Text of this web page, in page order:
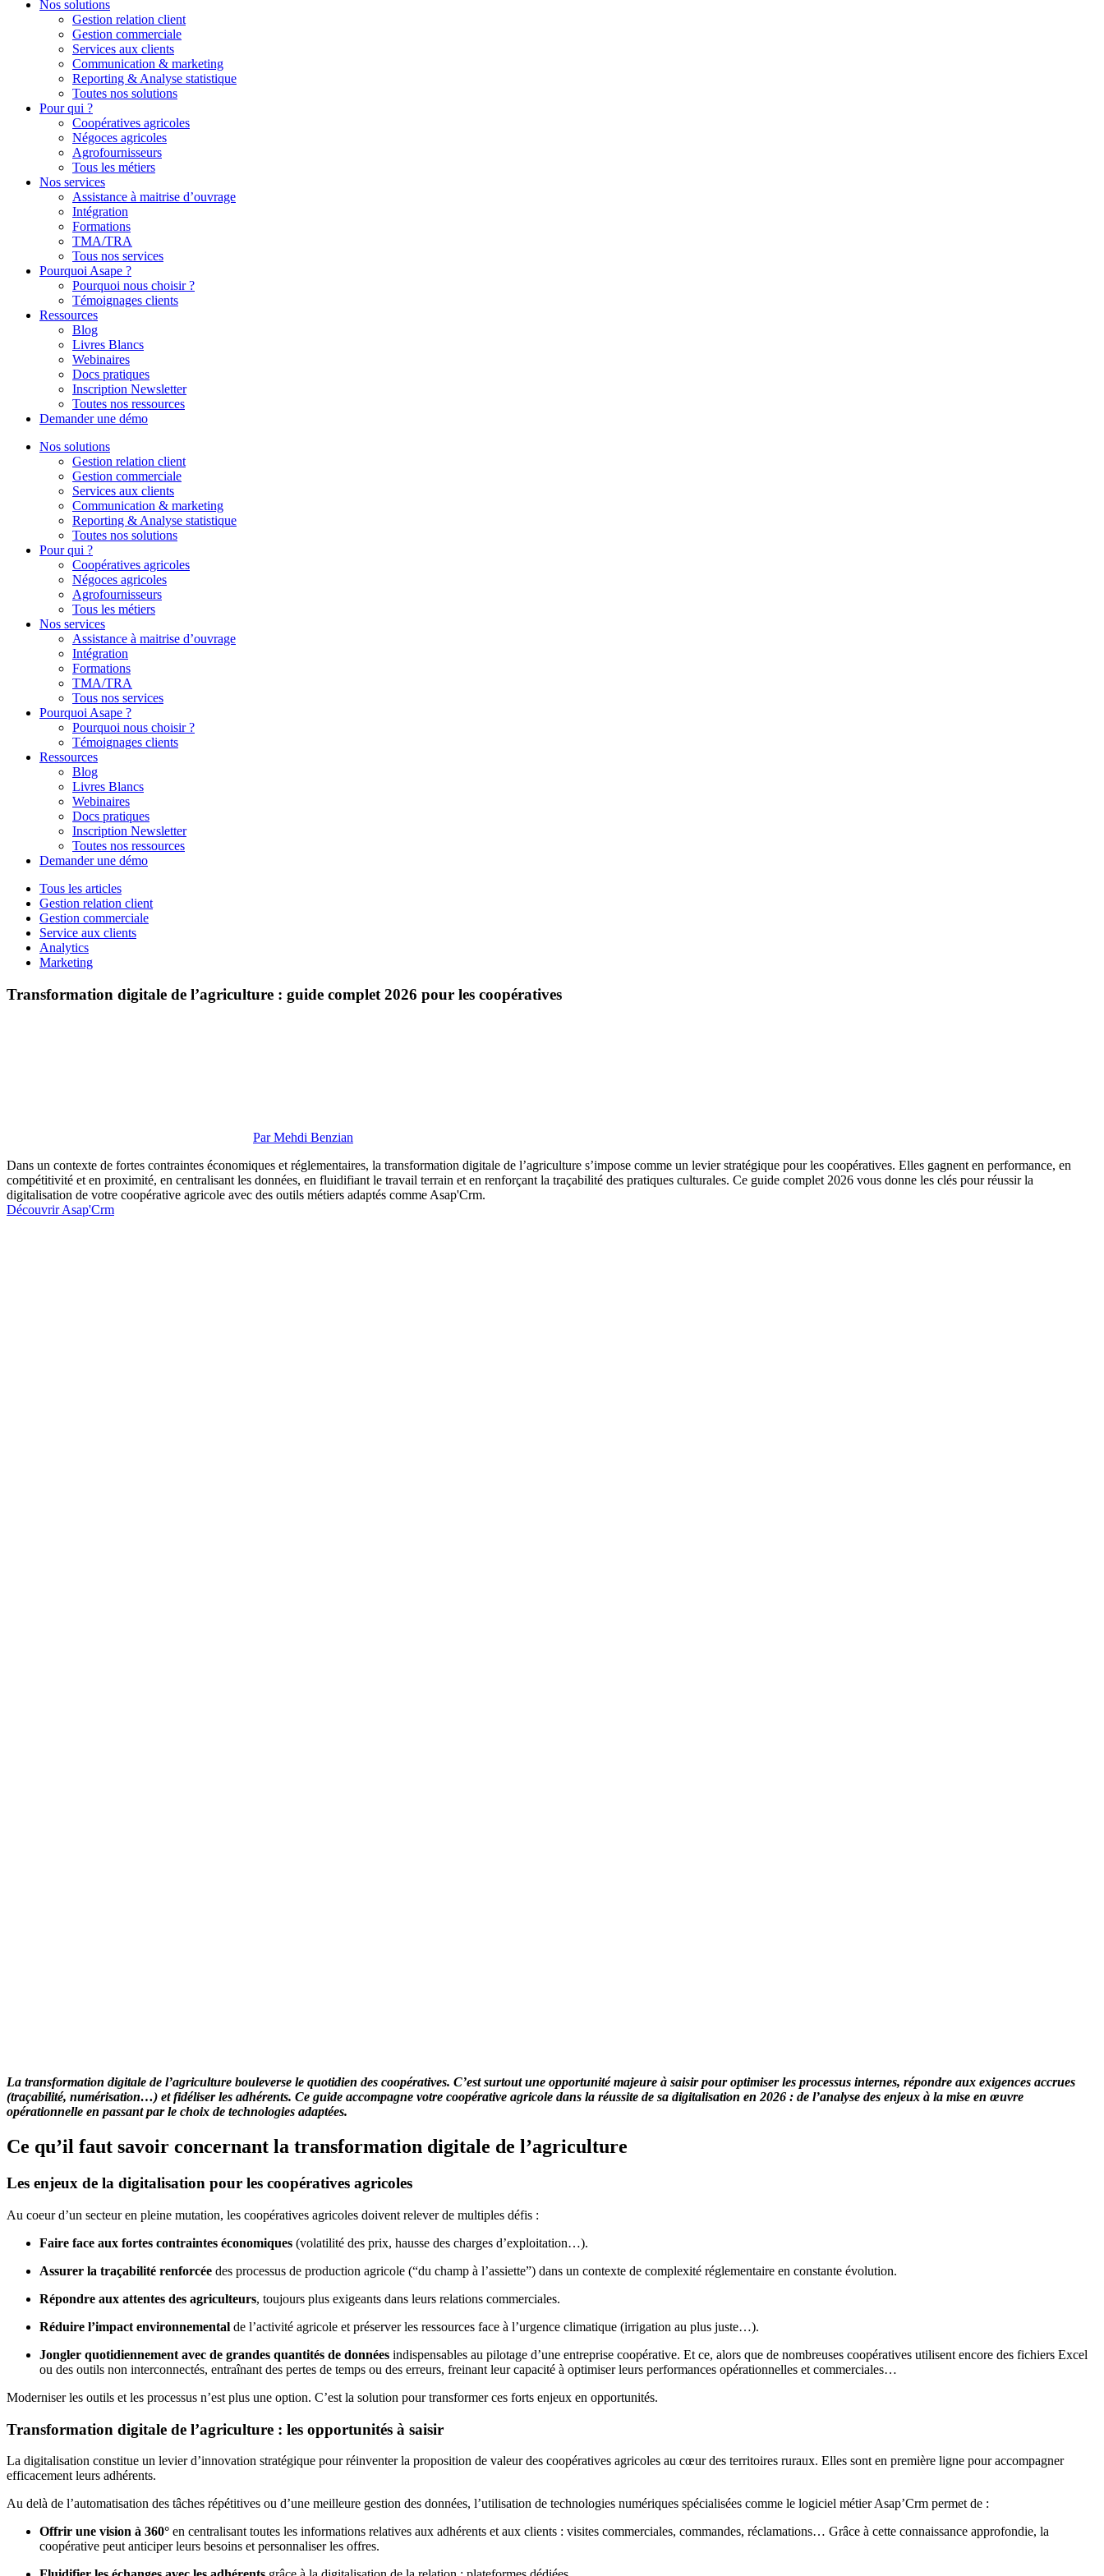
Nos solutions
Gestion relation client
Gestion commerciale
Services aux clients
Communication & marketing
Reporting & Analyse statistique
Toutes nos solutions
Pour qui ?
Coopératives agricoles
Négoces agricoles
Agrofournisseurs
Tous les métiers
Nos services
Assistance à maitrise d’ouvrage
Intégration
Formations
TMA/TRA
Tous nos services
Pourquoi Asape ?
Pourquoi nous choisir ?
Témoignages clients
Ressources
Blog
Livres Blancs
Webinaires
Docs pratiques
Inscription Newsletter
Toutes nos ressources
Demander une démo
Nos solutions
Gestion relation client
Gestion commerciale
Services aux clients
Communication & marketing
Reporting & Analyse statistique
Toutes nos solutions
Pour qui ?
Coopératives agricoles
Négoces agricoles
Agrofournisseurs
Tous les métiers
Nos services
Assistance à maitrise d’ouvrage
Intégration
Formations
TMA/TRA
Tous nos services
Pourquoi Asape ?
Pourquoi nous choisir ?
Témoignages clients
Ressources
Blog
Livres Blancs
Webinaires
Docs pratiques
Inscription Newsletter
Toutes nos ressources
Demander une démo
Tous les articles
Gestion relation client
Gestion commerciale
Service aux clients
Analytics
Marketing
Transformation digitale de l’agriculture : guide complet 2026 pour les coopératives
ParMehdi Benzian
Dans un contexte de fortes contraintes économiques et réglementaires, la transformation digitale de l’agriculture s’impose comme un levier stratégique pour les coopératives. Elles gagnent en performance, en
compétitivité et en proximité, en centralisant les données, en fluidifiant le travail terrain et en renforçant la traçabilité des pratiques culturales. Ce guide complet 2026 vous donne les clés pour réussir la
digitalisation de votre coopérative agricole avec des outils métiers adaptés comme Asap'Crm.
Découvrir Asap'Crm
La transformation digitale de l’agriculture bouleverse le quotidien des coopératives. C’est surtout une opportunité majeure à saisir pour optimiser les processus internes, répondre aux exigences accrues
(traçabilité, numérisation…) et fidéliser les adhérents. Ce guide accompagne votre coopérative agricole dans la réussite de sa digitalisation en 2026 : de l’analyse des enjeux à la mise en œuvre
opérationnelle en passant par le choix de technologies adaptées.
Ce qu’il faut savoir concernant la transformation digitale de l’agriculture
Les enjeux de la digitalisation pour les coopératives agricoles
Au coeur d’un secteur en pleine mutation, les coopératives agricoles doivent relever de multiples défis :
Faire face aux fortes contraintes économiques (volatilité des prix, hausse des charges d’exploitation…).
Assurer la traçabilité renforcée des processus de production agricole (“du champ à l’assiette”) dans un contexte de complexité réglementaire en constante évolution.
Répondre aux attentes des agriculteurs, toujours plus exigeants dans leurs relations commerciales.
Réduire l’impact environnemental de l’activité agricole et préserver les ressources face à l’urgence climatique (irrigation au plus juste…).
Jongler quotidiennement avec de grandes quantités de données indispensables au pilotage d’une entreprise coopérative. Et ce, alors que de nombreuses coopératives utilisent encore des fichiers Excel
ou des outils non interconnectés, entraînant des pertes de temps ou des erreurs, freinant leur capacité à optimiser leurs performances opérationnelles et commerciales…
Moderniser les outils et les processus n’est plus une option. C’est la solution pour transformer ces forts enjeux en opportunités.
Transformation digitale de l’agriculture : les opportunités à saisir
La digitalisation constitue un levier d’innovation stratégique pour réinventer la proposition de valeur des coopératives agricoles au cœur des territoires ruraux. Elles sont en première ligne pour accompagner
efficacement leurs adhérents.
Au delà de l’automatisation des tâches répétitives ou d’une meilleure gestion des données, l’utilisation de technologies numériques spécialisées comme le logiciel métier Asap’Crm permet de :
Offrir une vision à 360° en centralisant toutes les informations relatives aux adhérents et aux clients : visites commerciales, commandes, réclamations… Grâce à cette connaissance approfondie, la
coopérative peut anticiper leurs besoins et personnaliser les offres.